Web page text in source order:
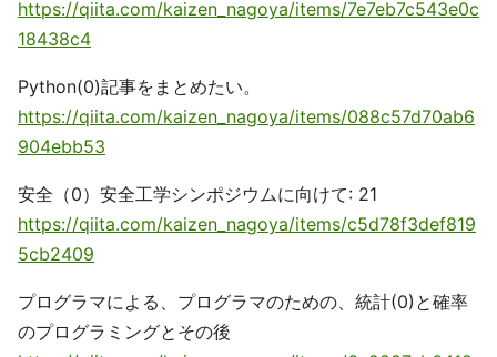
https://qiita.com/kaizen_nagoya/items/7e7eb7c543e0c
18438c4
Python(0)記事をまとめたい。
https://qiita.com/kaizen_nagoya/items/088c57d70ab6
904ebb53
安全（0）安全工学シンポジウムに向けて: 21
https://qiita.com/kaizen_nagoya/items/c5d78f3def819
5cb2409
プログラマによる、プログラマのための、統計(0)と確率
のプログラミングとその後